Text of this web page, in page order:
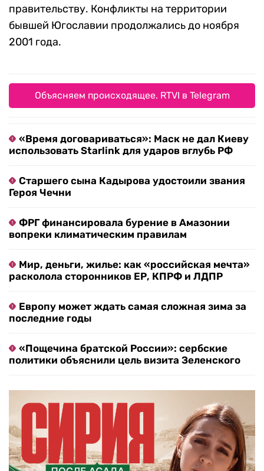
правительству. Конфликты на территории
бывшей Югославии продолжались до ноября
2001 года.
Объясняем происходящее. RTVI в Telegram
«Время договариваться»: Маск не дал Киеву
использовать Starlink для ударов вглубь РФ
Старшего сына Кадырова удостоили звания
Героя Чечни
ФРГ финансировала бурение в Амазонии
вопреки климатическим правилам
Мир, деньги, жилье: как «российская мечта»
расколола сторонников ЕР, КПРФ и ЛДПР
Европу может ждать самая сложная зима за
последние годы
«Пощечина братской России»: сербские
политики объяснили цель визита Зеленского